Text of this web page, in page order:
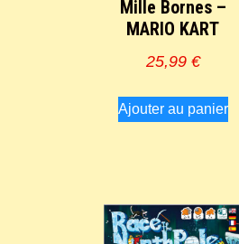
Mille Bornes –
MARIO KART
25,99 €
Ajouter au panier